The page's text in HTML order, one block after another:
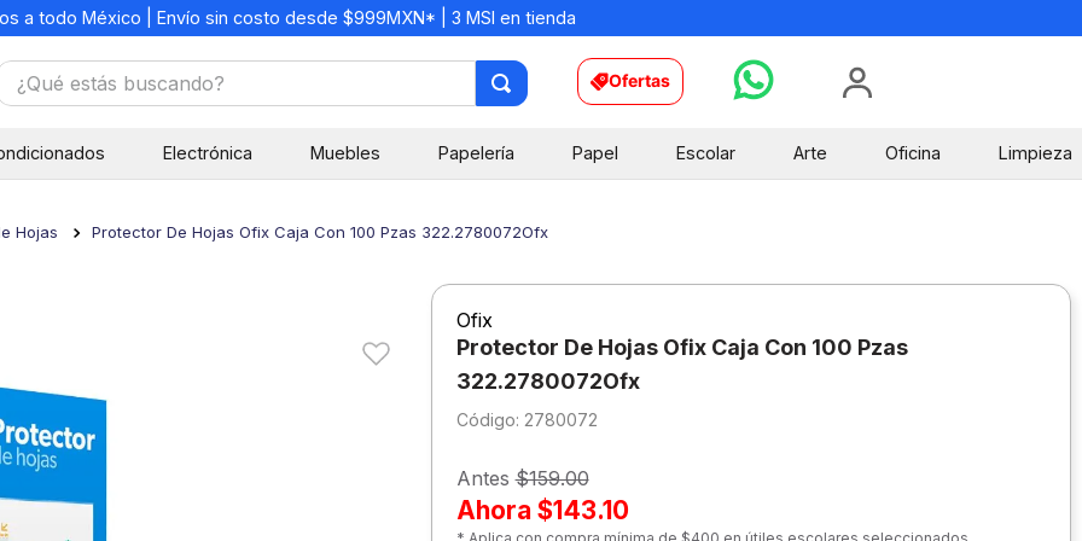
a todo México | Envío sin costo desde $999MXN* | 3 MSI en tienda
estás buscando? Ofertas
Electrónica Muebles Papelería Papel Escolar Arte Oficina Limpieza
Hojas Protector De Hojas Ofix Caja Con 100 Pzas 322.2780072Ofx
Ofix
Protector De Hojas Ofix Caja Con 100 Pzas
322.2780072Ofx
: 2780072
Antes$159.00
Ahora $143.10
7 .
escritorio
8.
sacapuntas
9.
escolar